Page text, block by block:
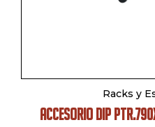
Racks y
ACCESORIO DIP